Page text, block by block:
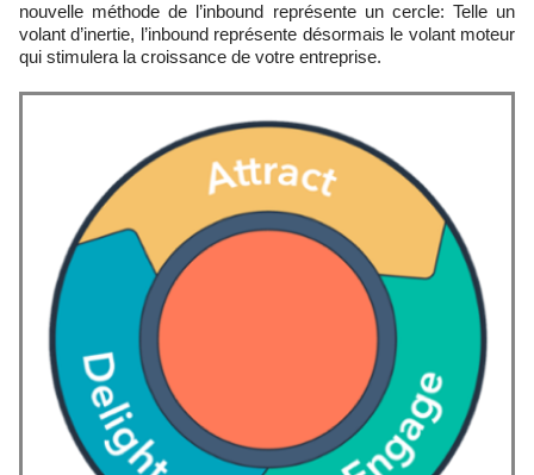
nouvelle méthode de l’inbound représente un cercle: Telle un
volant d’inertie, l’inbound représente désormais le volant moteur
qui stimulera la croissance de votre entreprise.